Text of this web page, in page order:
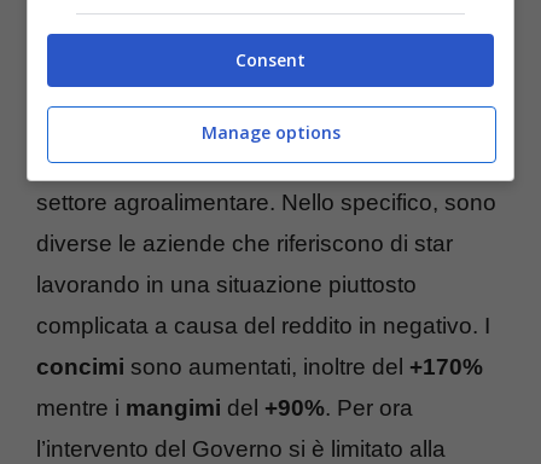
A subire gli effetti più devastanti sarà il
settore agroalimentare. Nello specifico, sono
diverse le aziende che riferiscono di star
lavorando in una situazione piuttosto
complicata a causa del reddito in negativo. I
concimi sono aumentati, inoltre del +170%
mentre i mangimi del +90%. Per ora
l’intervento del Governo si è limitato alla
Consent
Manage options